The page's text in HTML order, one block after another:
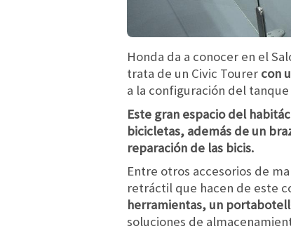
Honda da a conocer en el
trata de un Civic Tourer con
a la configuración del
Este gran espacio del
bicicletas, además de un
reparación de las bicis.
Entre otros accesorios de
retráctil que hacen de este
herramientas, un
soluciones de